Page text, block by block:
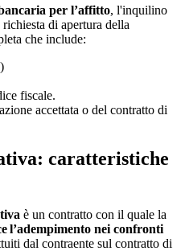
per l’affitto, l'inquilino
di apertura della
che include:
fiscale.
accettata o del contratto di
caratteristiche
è un contratto con il quale la
l’adempimento nei confronti
dal contraente sul contratto di